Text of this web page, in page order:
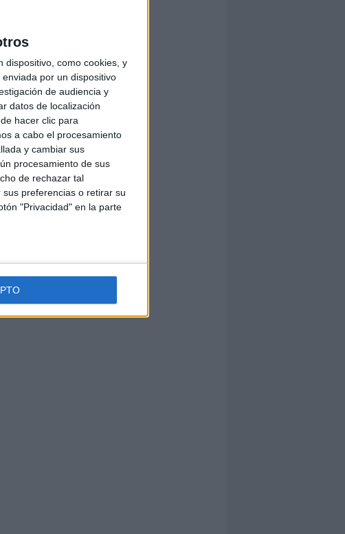
dispositivo, como cookies, y
por un dispositivo
de audiencia y
datos de localización
hacer clic para
a cabo el procesamiento
y cambiar sus
procesamiento de sus
de rechazar tal
preferencias o retirar su
"Privacidad" en la parte